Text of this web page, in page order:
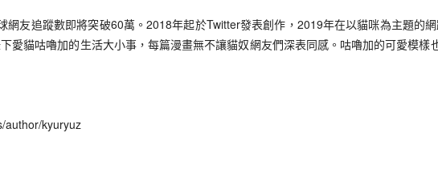
友追蹤數即將突破60萬。2018年起於Twitter發表創作，2019年在以貓咪為主題的
愛貓咕嚕加的生活大小事，每篇漫畫無不讓貓奴網友們深表同感。咕嚕加的可愛模
kyuryuz